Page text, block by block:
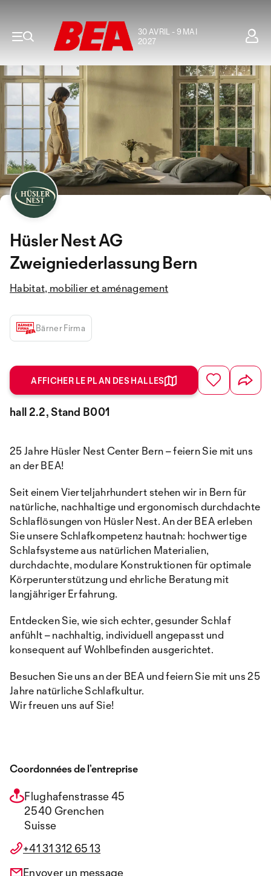
30 AVRIL - 9 MAI
2027
Hüsler Nest AG
Zweigniederlassung Bern
Habitat, mobilier et aménagement
Bärner Firma
AFFICHER LE PLAN DES HALLES
hall 2.2, Stand B001
25 Jahre Hüsler Nest Center Bern – feiern Sie mit uns
an der BEA!
Seit einem Vierteljahrhundert stehen wir in Bern für
natürliche, nachhaltige und ergonomisch durchdachte
Schlaflösungen von Hüsler Nest. An der BEA erleben
Sie unsere Schlafkompetenz hautnah: hochwertige
Schlafsysteme aus natürlichen Materialien,
durchdachte, modulare Konstruktionen für optimale
Körperunterstützung und ehrliche Beratung mit
langjähriger Erfahrung.
Entdecken Sie, wie sich echter, gesunder Schlaf
anfühlt – nachhaltig, individuell angepasst und
konsequent auf Wohlbefinden ausgerichtet.
Besuchen Sie uns an der BEA und feiern Sie mit uns 25
Jahre natürliche Schlafkultur.
Wir freuen uns auf Sie!
Coordonnées de l’entreprise
Flughafenstrasse 45
2540 Grenchen
Suisse
+41 31 312 65 13
Envoyer un message